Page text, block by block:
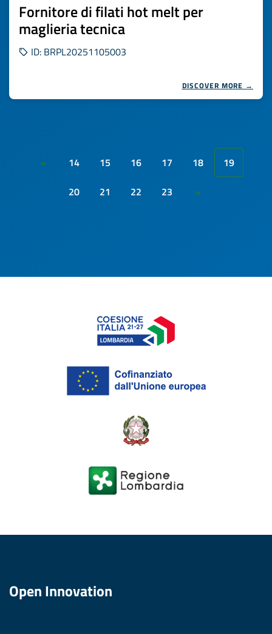
Fornitore di filati hot melt per
maglieria tecnica
ID: BRPL20251105003
DISCOVER MORE →
« 14 15 16 17 18
19
20
21 22 23 »
Open Innovation